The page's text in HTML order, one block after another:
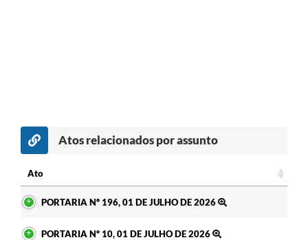
Atos relacionados por assunto
Ato
PORTARIA Nº 196, 01 DE JULHO DE 2026
PORTARIA Nº 10, 01 DE JULHO DE 2026